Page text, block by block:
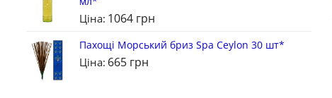
Ціна: 1064 грн
Пахощі Морський бриз Spa Ceylon 30 шт*
Ціна: 665 грн